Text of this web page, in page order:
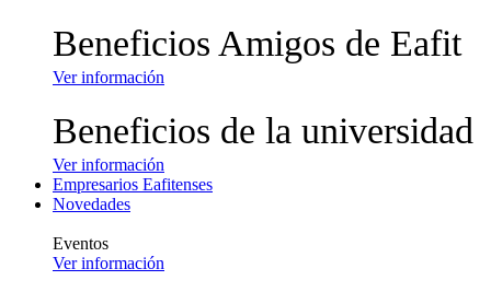
Beneficios Amigos de Eafit
Ver información
Beneficios de la universidad
Ver información
Empresarios Eafitenses
Novedades
Eventos
Ver información